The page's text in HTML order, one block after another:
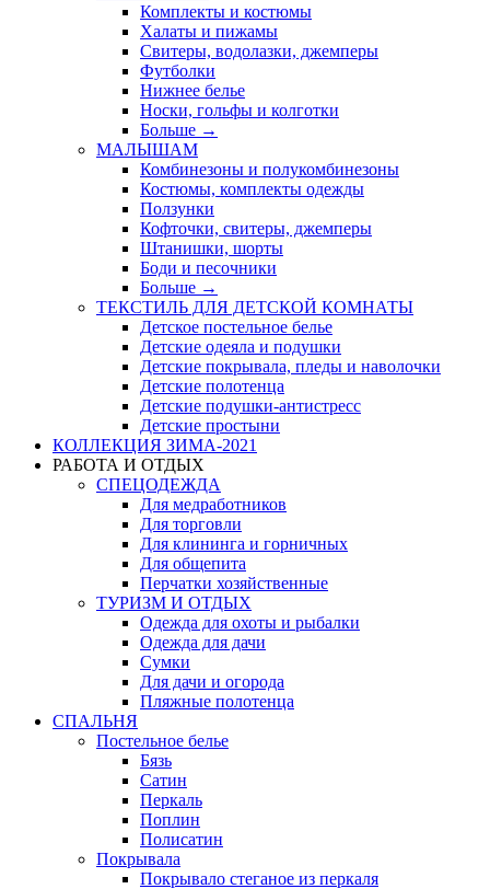
Комплекты и костюмы
Халаты и пижамы
Свитеры, водолазки, джемперы
Футболки
Нижнее белье
Носки, гольфы и колготки
Больше →
МАЛЫШАМ
Комбинезоны и полукомбинезоны
Костюмы, комплекты одежды
Ползунки
Кофточки, свитеры, джемперы
Штанишки, шорты
Боди и песочники
Больше →
ТЕКСТИЛЬ ДЛЯ ДЕТСКОЙ КОМНАТЫ
Детское постельное белье
Детские одеяла и подушки
Детские покрывала, пледы и наволочки
Детские полотенца
Детские подушки-антистресс
Детские простыни
КОЛЛЕКЦИЯ ЗИМА-2021
РАБОТА И ОТДЫХ
СПЕЦОДЕЖДА
Для медработников
Для торговли
Для клининга и горничных
Для общепита
Перчатки хозяйственные
ТУРИЗМ И ОТДЫХ
Одежда для охоты и рыбалки
Одежда для дачи
Сумки
Для дачи и огорода
Пляжные полотенца
СПАЛЬНЯ
Постельное белье
Бязь
Сатин
Перкаль
Поплин
Полисатин
Покрывала
Покрывало стеганое из перкаля